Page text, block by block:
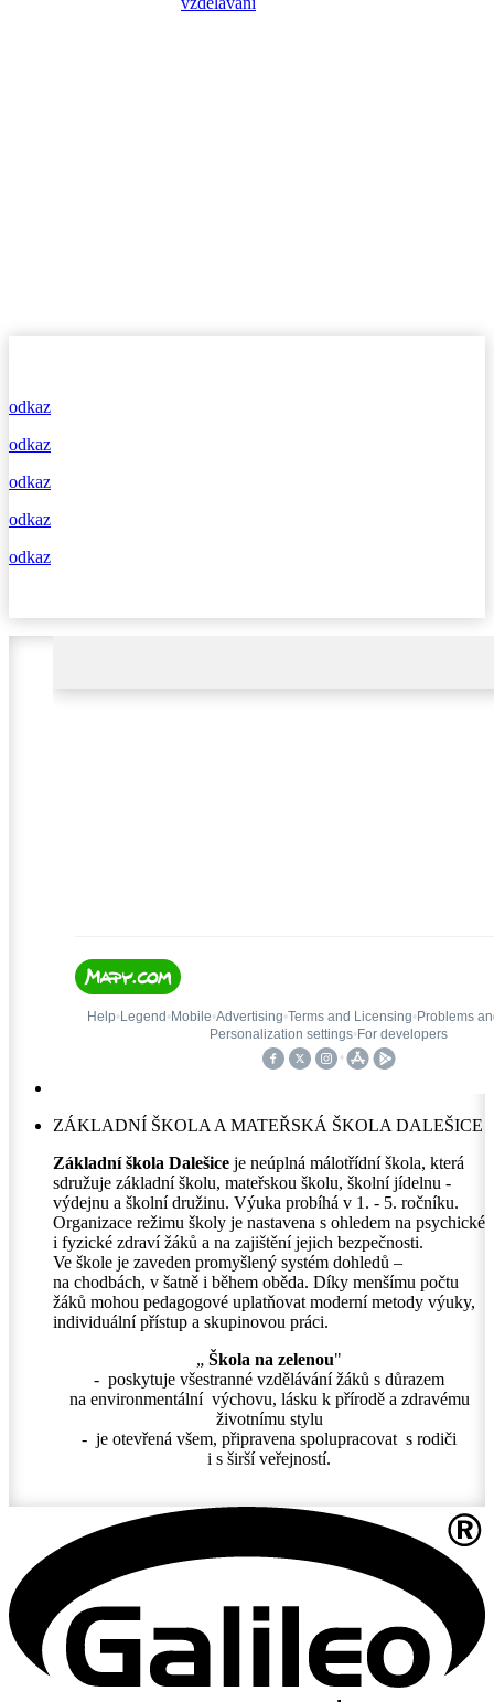
odkaz
odkaz
odkaz
odkaz
odkaz
ZÁKLADNÍ ŠKOLA A MATEŘSKÁ ŠKOLA DALEŠICE
Základní škola Dalešice je neúplná málotřídní škola, která
sdružuje základní školu, mateřskou školu, školní jídelnu -
výdejnu a školní družinu. Výuka probíhá v 1. - 5. ročníku.
Organizace režimu školy je nastavena s ohledem na psychické
i fyzické zdraví žáků a na zajištění jejich bezpečnosti.
Ve škole je zaveden promyšlený systém dohledů –
na chodbách, v šatně i během oběda. Díky menšímu počtu
žáků mohou pedagogové uplatňovat moderní metody výuky,
individuální přístup a skupinovou práci.
„ Škola na zelenou"
- poskytuje všestranné vzdělávání žáků s důrazem
na environmentální výchovu, lásku k přírodě a zdravému
životnímu stylu
- je otevřená všem, připravena spolupracovat s rodiči
i s širší veřejností.